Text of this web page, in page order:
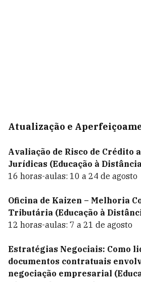
Atualização e
Avaliação de Risco de Crédito
Jurídicas (Educação à
16 horas-aulas: 10 a 24 de agosto
Oficina de Kaizen – Melhoria
Tributária (Educação à
12 horas-aulas: 7 a 21 de agosto
Estratégias Negociais: Como
documentos contratuais
negociação empresarial